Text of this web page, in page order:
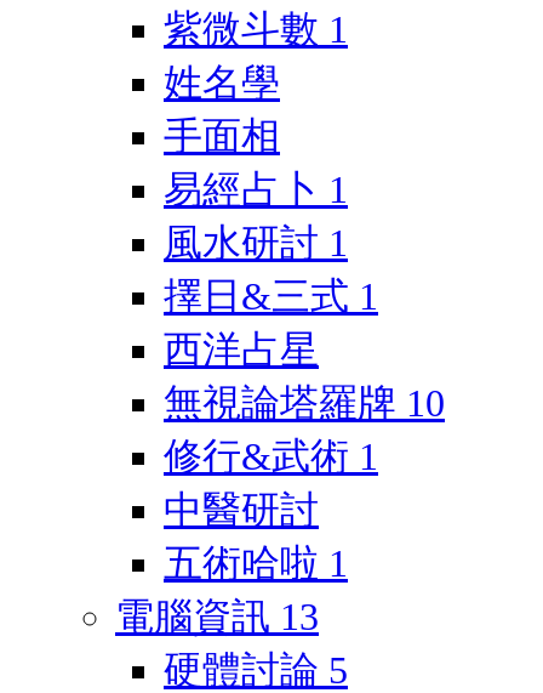
紫微斗數 1
姓名學
手面相
易經占卜 1
風水研討 1
擇日&三式 1
西洋占星
無視論塔羅牌 10
修行&武術 1
中醫研討
五術哈啦 1
電腦資訊 13
硬體討論 5